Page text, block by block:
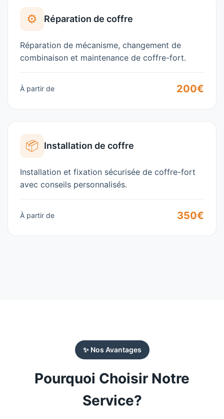
⚙️ Réparation de coffre
Réparation de mécanisme, changement de
combinaison et maintenance de coffre-fort.
À partir de 200€
📦 Installation de coffre
Installation et fixation sécurisée de coffre-fort
avec conseils personnalisés.
À partir de 350€
✨ Nos Avantages
Pourquoi Choisir Notre
Service?